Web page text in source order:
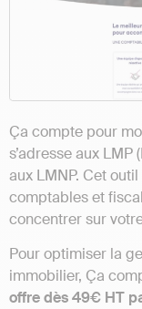
Ça compte pour
s’adresse aux
aux LMNP. Cet
comptables et
concentrer sur
Pour optimiser la
immobilier, Ça
offre dès 49€ HT